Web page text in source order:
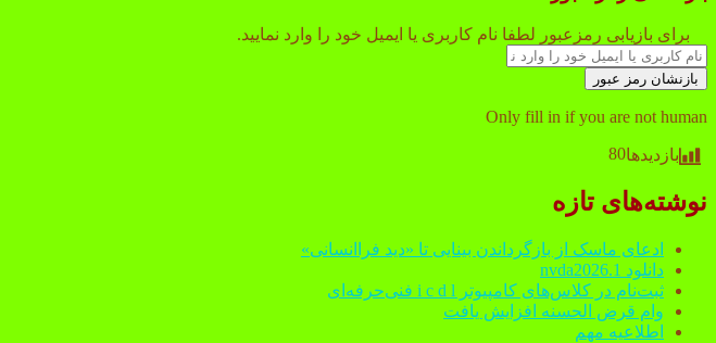
برای بازیابی رمزعبور لطفا نام کاربری یا ایمیل خود را وارد نمایید.
Only fill in if you are not human
بازدیدها80
Sidebar
نوشته‌های تازه
ادعای ماسک از بازگرداندن بینایی تا «دید فراانسانی»
دانلود nvda2026.1
ثبت‌نام در کلاس‌های کامپیوتر i c d l فنی‌حرفه‌ای
وام قرض الحسنه افزایش یافت
اطلاعیه مهم